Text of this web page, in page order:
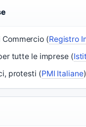
(Registro
tutte le imprese (
protesti (PMI Italiane)